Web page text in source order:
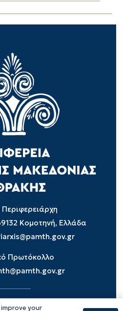
Κομοτηνή, Ελλάδα
Πρωτόκολλο
Δράμας
your